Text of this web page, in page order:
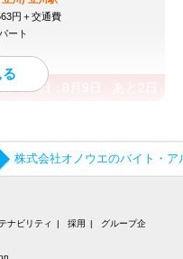
円＋交通費
ート
募終了日：
株式会社オノウエのバイト・ア
ナビリティ 採用
グループ企